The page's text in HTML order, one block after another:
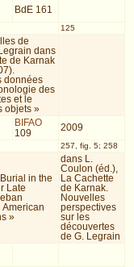
BdE 161
125
de
dans
de Karnak
données
des
et le
objets »
BIFAO
109
2009
257, fig. 5; 258
in the
Late
American
»
dans L.
Coulon (éd.),
La Cachette
de Karnak.
Nouvelles
perspectives
sur les
découvertes
de G. Legrain